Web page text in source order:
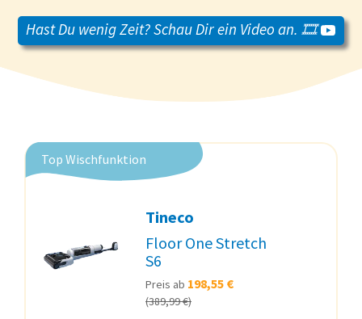
Hast Du wenig Zeit? Schau Dir ein Video an. 🎞️
Top Wischfunktion
Tineco
Floor One Stretch
S6
Preis ab 198,55 €
(389,99 €)